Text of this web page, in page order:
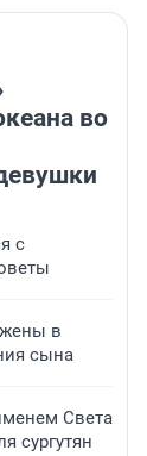
во
с
жены в
сына
Света
сургутян